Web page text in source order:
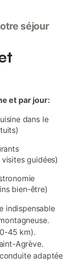
séjour
et par jour:
dans le
guidées)
bien-être)
indispensable
45 km).
Agrève.
adaptée